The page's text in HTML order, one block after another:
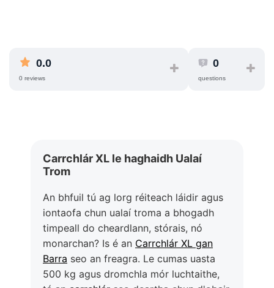
0.0
0 reviews
0
questions
Carrchlár XL le haghaidh Ualaí
Trom
An bhfuil tú ag lorg réiteach láidir agus
iontaofa chun ualaí troma a bhogadh
timpeall do cheardlann, stórais, nó
monarchan? Is é an Carrchlár XL gan
Barra seo an freagra. Le cumas uasta
500 kg agus dromchla mór luchtaithe,